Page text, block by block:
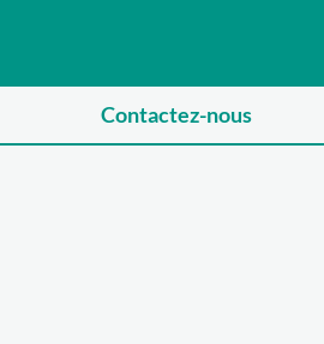
Contactez-nous